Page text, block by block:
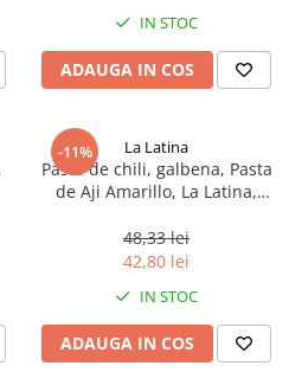
IN STOC
ADAUGA IN COS
-11% La Latina
Pasta de chili, galbena, Pasta
de Aji Amarillo, La Latina,
48,33 lei
42,80 lei
IN STOC
ADAUGA IN COS